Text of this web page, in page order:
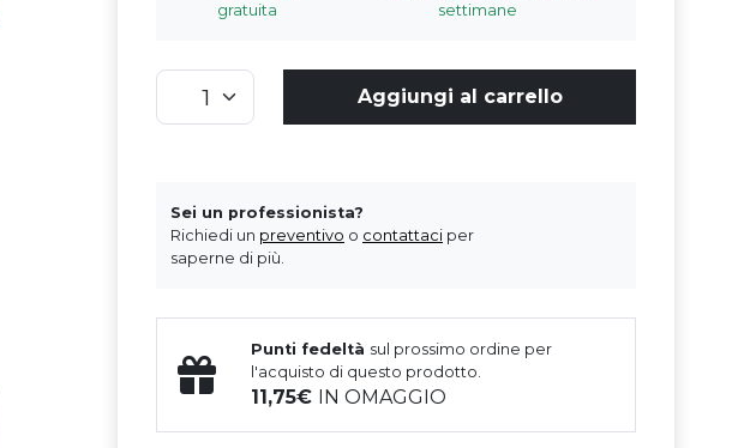
gratuita
settimane
Aggiungi al carrello
Sei un professionista?
Richiedi un preventivo o contattaci per
saperne di più.
Punti fedeltà sul prossimo ordine per
l'acquisto di questo prodotto.
11,75 IN OMAGGIO